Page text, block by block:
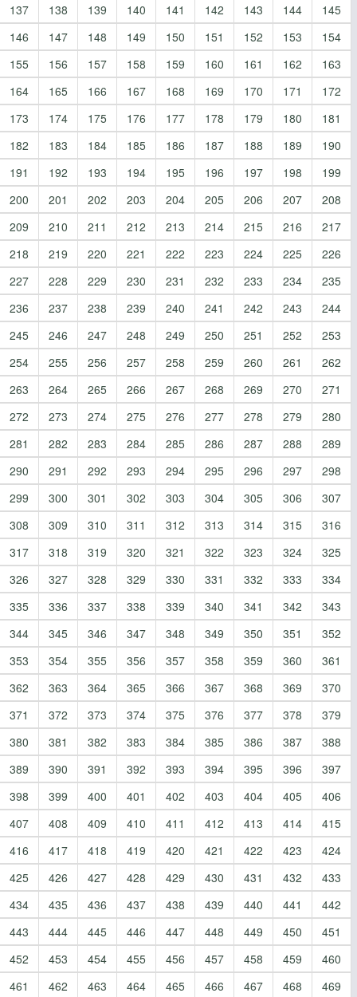
137
138 139 140 141 142 143 144
145
146
147 148 149 150 151 152 153
154
155
156 157 158 159 160 161 162
163
164
165 166 167 168 169 170 171
172
173
174 175 176 177 178 179 180
181
182
183 184 185 186 187 188 189
190
191
192 193 194 195 196 197 198
199
200
201 202 203 204 205 206 207
208
209
210 211 212 213 214 215 216
217
218
219 220 221 222 223 224 225
226
227
228 229 230 231 232 233 234
235
236
237 238 239 240 241 242 243
244
245
246 247 248 249 250 251 252
253
254
255 256 257 258 259 260 261
262
263
264 265 266 267 268 269 270
271
272
273 274 275 276 277 278 279
280
281
282 283 284 285 286 287 288
289
290
291 292 293 294 295 296 297
298
299
300 301 302 303 304 305 306
307
308
309 310 311 312 313 314 315
316
317
318 319 320 321 322 323 324
325
326
327 328 329 330 331 332 333
334
335
336 337 338 339 340 341 342
343
344
345 346 347 348 349 350 351
352
353
354 355 356 357 358 359 360
361
362
363 364 365 366 367 368 369
370
371
372 373 374 375 376 377 378
379
380
381 382 383 384 385 386 387
388
389
390 391 392 393 394 395 396
397
398
399 400 401 402 403 404 405
406
407
408 409 410 411 412 413 414
415
416
417 418 419 420 421 422 423
424
425
426 427 428 429 430 431 432
433
434
435 436 437 438 439 440 441
442
443
444 445 446 447 448 449 450
451
452
453 454 455 456 457 458 459
460
461
462 463 464 465 466 467 468 469